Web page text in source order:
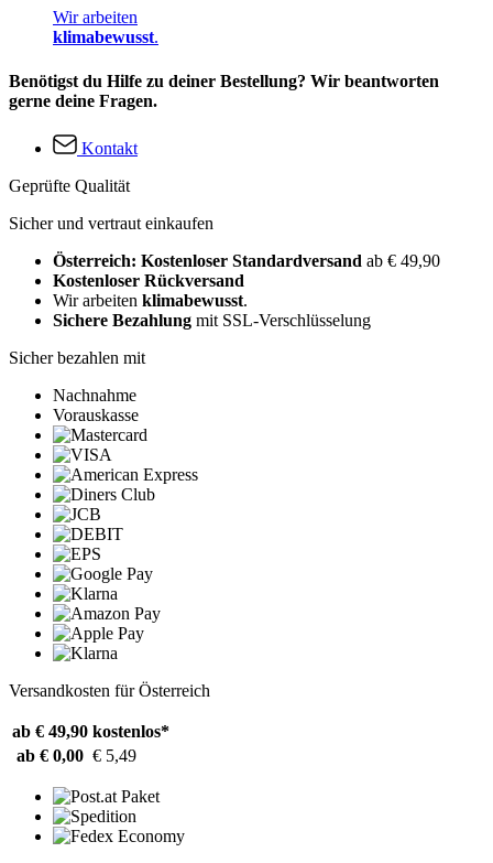
Wir arbeiten
klimabewusst.
Benötigst du Hilfe zu deiner Bestellung? Wir beantworten
gerne deine Fragen.
Kontakt
Geprüfte Qualität
Sicher und vertraut einkaufen
Österreich: Kostenloser Standardversand ab € 49,90
Kostenloser Rückversand
Wir arbeiten klimabewusst.
Sichere Bezahlung mit SSL-Verschlüsselung
Sicher bezahlen mit
Nachnahme
Vorauskasse
Versandkosten für Österreich
ab € 49,90 kostenlos*
ab € 0,00 € 5,49